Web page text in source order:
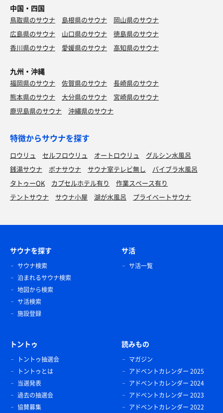
中国・四国
鳥取県のサウナ 島根県のサウナ
岡山県のサウナ
広島県のサウナ
山口県のサウナ
徳島県のサウナ
香川県のサウナ
愛媛県のサウナ 高知県のサウナ
九州・沖縄
福岡県のサウナ 佐賀県のサウナ
長崎県のサウナ
熊本県のサウナ
大分県のサウナ
宮崎県のサウナ
鹿児島県のサウナ
沖縄県のサウナ
特徴からサウナを探す
ロウリュ セルフロウリュ オートロウリュ
グルシン水風呂
銭湯サウナ
ボナサウナ サウナ室テレビ無し
バイブラ水風呂
タトゥーOK
カプセルホテル有り
作業スペース有り
テントサウナ
サウナ小屋 湖が水風呂 プライベートサウナ
サウナを探す
サウナ検索
泊まれるサウナ検索
地図から検索
サ活検索
施設登録
サ活
サ活一覧
トントゥ
トントゥ抽選会
トントゥとは
当選発表
過去の抽選会
協賛募集
読みもの
マガジン
アドベントカレンダー 2025
アドベントカレンダー 2024
アドベントカレンダー 2023
アドベントカレンダー 2022